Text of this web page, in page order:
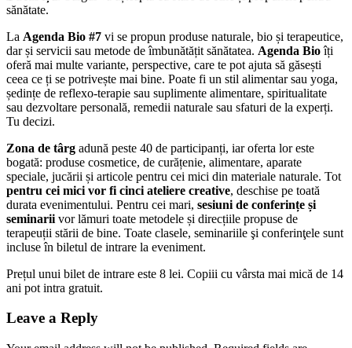
sănătate.
La Agenda Bio #7 vi se propun produse naturale, bio și terapeutice,
dar și servicii sau metode de îmbunătățit sănătatea. Agenda Bioîți
oferă mai multe variante, perspective, care te pot ajuta să găsești
ceea ce ți se potrivește mai bine. Poate fi un stil alimentar sau yoga,
ședințe de reflexo-terapie sau suplimente alimentare, spiritualitate
sau dezvoltare personală, remedii naturale sau sfaturi de la experți.
Tu decizi.
Zona de târg adună peste 40 de participanți, iar oferta lor este
bogată: produse cosmetice, de curățenie, alimentare, aparate
speciale, jucării și articole pentru cei mici din materiale naturale. Tot
pentru cei mici vor fi cinci ateliere creative, deschise pe toată
durata evenimentului. Pentru cei mari, sesiuni de conferințe și
seminarii vor lămuri toate metodele și direcțiile propuse de
terapeuții stării de bine. Toate clasele, seminariile şi conferinţele sunt
incluse în biletul de intrare la eveniment.
Prețul unui bilet de intrare este 8 lei. Copiii cu vârsta mai mică de 14
ani pot intra gratuit.
Leave a Reply